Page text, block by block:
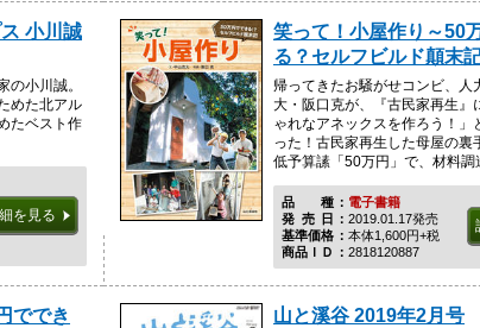
小川誠
の小川誠。
めた北アル
たベスト作
を見る
笑って！小屋作り～50
る？セルフビルド顛末
帰ってきたお騒がせコンビ、人
大・阪口克が、『古民家再生』
ゃれなアネックスを作ろう！」
った！古民家再生した母屋の裏
低予算䛾「50万円」で、材料調
品種電子書籍
発売日 2019.01.17発売
基準価格
本体1,600円+税
商品ＩＤ
2818120887
ででき
山と溪谷 2019年2月号